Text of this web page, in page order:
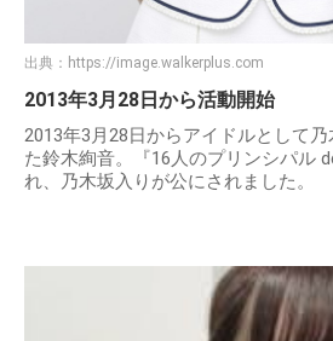
出典： https://image.walkerplus.com
2013年3月28日から活動開始
2013年3月28日からアイドルとして
た鈴木絢音。『16人のプリンシパル
れ、乃木坂入りが公にされました。